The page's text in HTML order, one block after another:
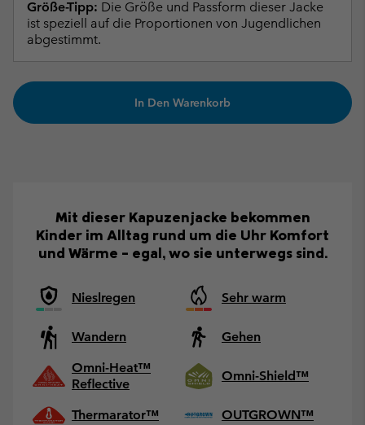
Größe-Tipp: Die Größe und Passform dieser Jacke
ist speziell auf die Proportionen von Jugendlichen
abgestimmt.
In Den Warenkorb
Mit dieser Kapuzenjacke bekommen
Kinder im Alltag rund um die Uhr Komfort
und Wärme – egal, wo sie unterwegs sind.
Nieslregen Sehr warm
Wandern
Gehen
Omni-Heat™
Reflective
Omni-Shield™
Thermarator™ OUTGROWN™